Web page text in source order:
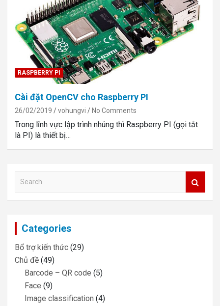
RASPBERRY PI
Cài đặt OpenCV cho Raspberry PI
26/02/2019 vohungvi No Comments
Trong lĩnh vực lập trình nhúng thì Raspberry PI (gọi tắt
là PI) là thiết bị…
a
c
Categories
Bổ trợ kiến thức (29)
Chủ đề (49)
Barcode – QR code (5)
Face (9)
Image classification (4)